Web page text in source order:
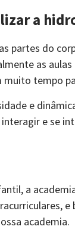
a
partes do
as
tempo
e
e se
a
e
academia.